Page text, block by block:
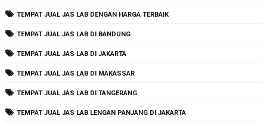
TEMPAT JUAL JAS LAB DENGAN HARGA TERBAIK
TEMPAT JUAL JAS LAB DI BANDUNG
TEMPAT JUAL JAS LAB DI JAKARTA
TEMPAT JUAL JAS LAB DI MAKASSAR
TEMPAT JUAL JAS LAB DI TANGERANG
TEMPAT JUAL JAS LAB LENGAN PANJANG DI JAKARTA